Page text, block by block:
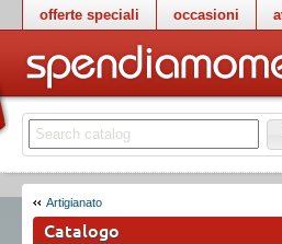
offerte speciali occasioni
Artigianato
Catalogo